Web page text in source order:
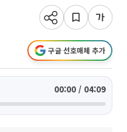
구글 선호매체 추가
00:00 / 04:09